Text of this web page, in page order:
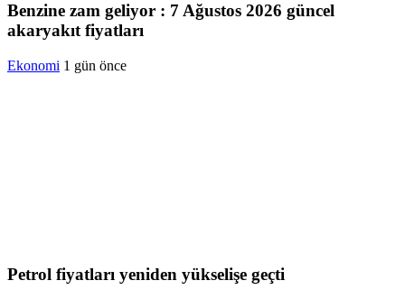
Benzine zam geliyor : 7 Ağustos 2026 güncel
akaryakıt fiyatları
Ekonomi 1 gün önce
Petrol fiyatları yeniden yükselişe geçti